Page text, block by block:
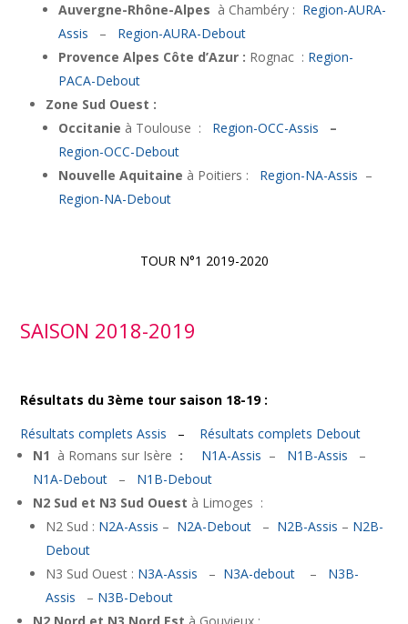
Auvergne-Rhône-Alpes à Chambéry : Region-AURA-
Assis – Region-AURA-Debout
Provence Alpes Côte d’Azur : Rognac : Region-
PACA-Debout
Zone Sud Ouest :
Occitanie à Toulouse : Region-OCC-Assis –
Region-OCC-Debout
Nouvelle Aquitaine à Poitiers : Region-NA-Assis –
Region-NA-Debout
TOUR N°1 2019-2020
SAISON 2018-2019
Résultats du 3ème tour saison 18-19 :
Résultats complets Assis – Résultats complets Debout
N1 à Romans sur Isère : N1A-Assis – N1B-Assis –
N1A-Debout – N1B-Debout
N2 Sud et N3 Sud Ouest à Limoges :
N2 Sud : N2A-Assis – N2A-Debout – N2B-Assis – N2B-
Debout
N3 Sud Ouest : N3A-Assis – N3A-debout – N3B-
Assis – N3B-Debout